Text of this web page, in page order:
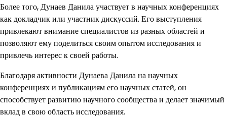
Более того, Дунаев Данила участвует в научных конференциях
как докладчик или участник дискуссий. Его выступления
привлекают внимание специалистов из разных областей и
позволяют ему поделиться своим опытом исследования и
привлечь интерес к своей работы.
Благодаря активности Дунаева Данила на научных
конференциях и публикациям его научных статей, он
способствует развитию научного сообщества и делает значимый
вклад в свою область исследования.